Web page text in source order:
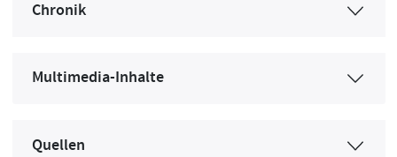
Chronik
Multimedia-Inhalte
Quellen